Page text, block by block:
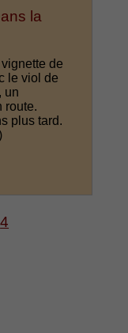
la
de
le viol de
un
route.
plus tard.
4